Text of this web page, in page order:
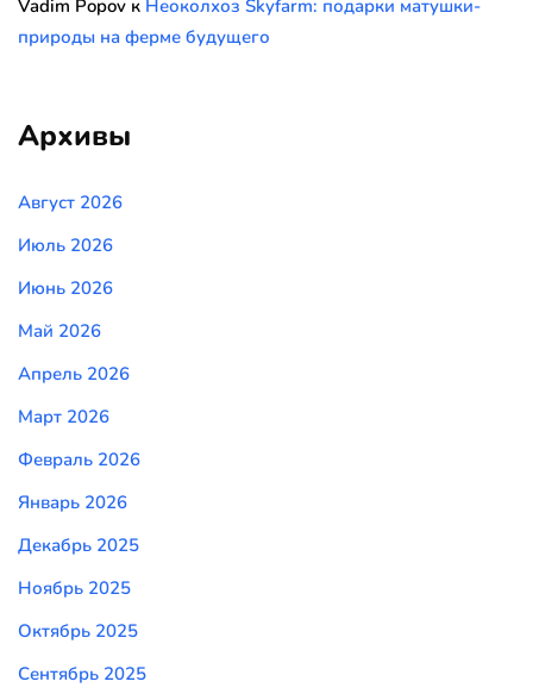
Vadim Popov к Неоколхоз Skyfarm: подарки матушки-
природы на ферме будущего
Архивы
Август 2026
Июль 2026
Июнь 2026
Май 2026
Апрель 2026
Март 2026
Февраль 2026
Январь 2026
Декабрь 2025
Ноябрь 2025
Октябрь 2025
Сентябрь 2025